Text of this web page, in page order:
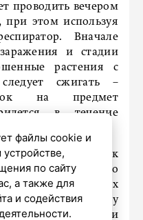
проводить вечером
этом используя
Вначале
и стадии
растения с
сжигать –
на предмет
в течение
с борщевиком как
массового
сохраняющих
лет. Победить эту
системно и
файлы cookie и
по сайту
а также для
и содействия